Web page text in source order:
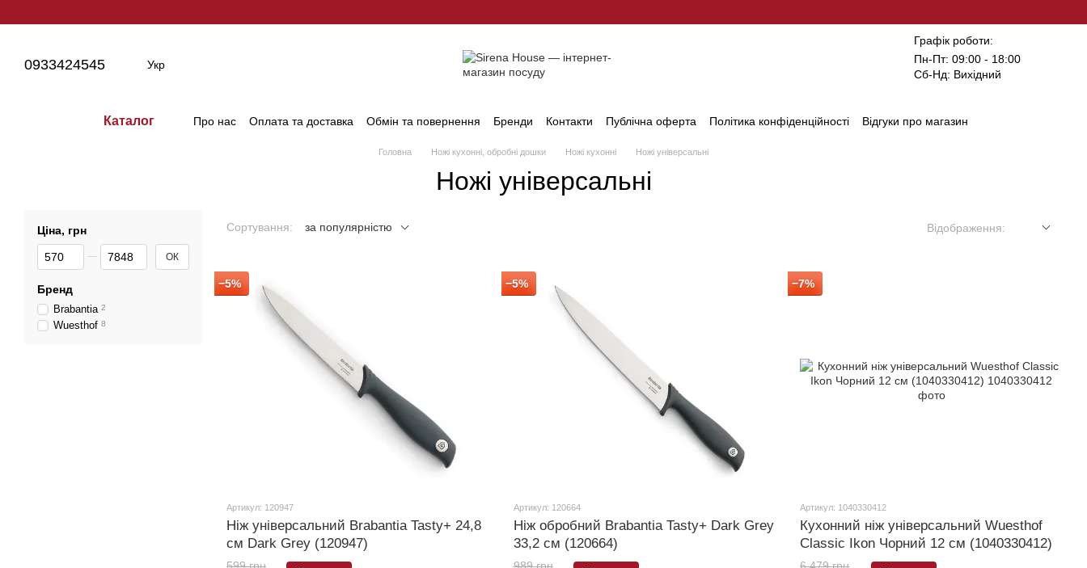
0933424545 Укр
Графік роботи:
Пн-Пт: 09:00 - 18:00
Сб-Нд: Вихідний
Каталог Про нас Оплата та доставка Обмін та повернення Бренди Контакти Публічна оферта Політика конфіденційності Відгуки про магазин
Головна Ножі кухонні, обробні дошки Ножі кухонні Ножі універсальні
Ножі універсальні
Сортування: за популярністю Відображення:
−5%
Артикул: 120947
Ніж універсальний Brabantia Tasty+ 24,8
см Dark Grey (120947)
−5%
Артикул: 120664
Ніж обробний Brabantia Tasty+ Dark Grey
33,2 см (120664)
−7%
Артикул: 1040330412
Кухонний ніж універсальний Wuesthof
Classic Ikon Чорний 12 см (1040330412)
Ціна, грн
Від Ціна, грн
До Ціна, грн ОК
Бренд
Brabantia 2
Wuesthof 8